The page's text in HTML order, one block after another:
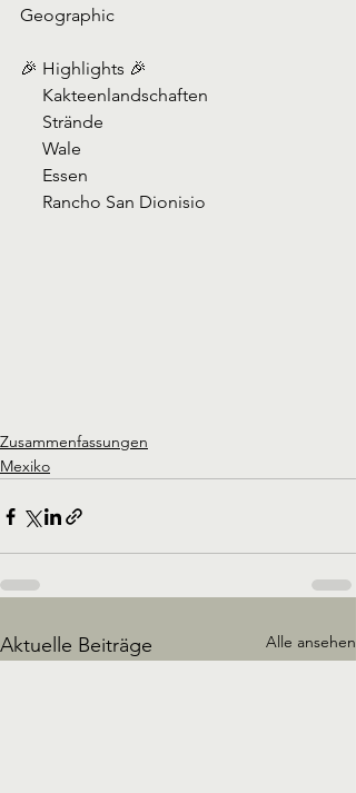
Geographic
🎉 Highlights 🎉
Kakteenlandschaften
Strände
Wale
Essen
Rancho San Dionisio
Zusammenfassungen
Mexiko
Aktuelle Beiträge Alle ansehen